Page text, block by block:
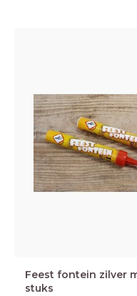
Feest fontein zilver
stuks